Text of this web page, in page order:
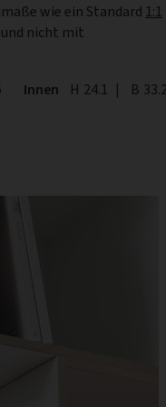
wie ein Standard 1:1
nicht mit
Innen Höhe
H 24.1 | Breite
B